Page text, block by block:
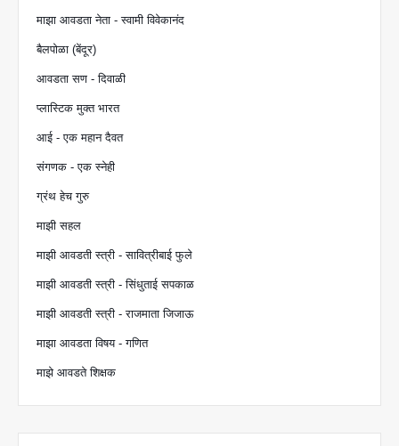
माझा आवडता नेता - स्वामी विवेकानंद
बैलपोळा (बेंदूर)
आवडता सण - दिवाळी
प्लास्टिक मुक्त भारत
आई - एक महान दैवत
संगणक - एक स्नेही
ग्रंथ हेच गुरु
माझी सहल
माझी आवडती स्त्री - सावित्रीबाई फुले
माझी आवडती स्त्री - सिंधुताई सपकाळ
माझी आवडती स्त्री - राजमाता जिजाऊ
माझा आवडता विषय - गणित
माझे आवडते शिक्षक